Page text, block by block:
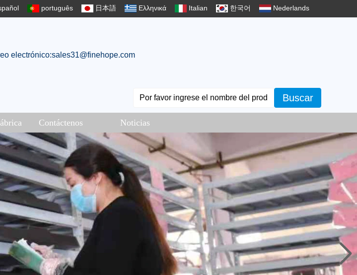
português 日本語 Ελληνικά Italian 한국어 Nederlands
electrónico:sales31@finehope.com
Buscar
Contáctenos Noticias